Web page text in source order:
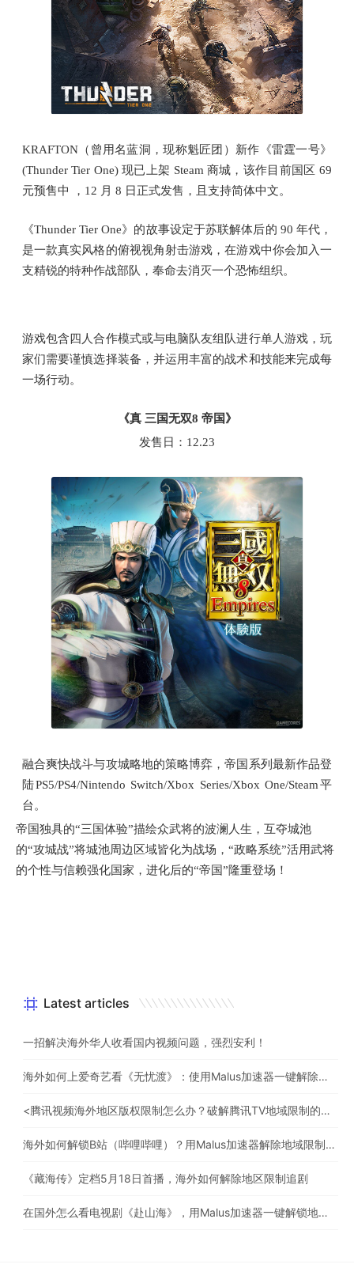
KRAFTON（曾用名蓝洞，现称魁匠团）新作《雷霆一号》
(Thunder Tier One) 现已上架 Steam 商城，该作目前国区 69
元预售中 ，12 月 8 日正式发售，且支持简体中文。
《Thunder Tier One》的故事设定于苏联解体后的 90 年代，
是一款真实风格的俯视视角射击游戏，在游戏中你会加入一
支精锐的特种作战部队，奉命去消灭一个恐怖组织。
游戏包含四人合作模式或与电脑队友组队进行单人游戏，玩
家们需要谨慎选择装备，并运用丰富的战术和技能来完成每
一场行动。
《真 三国无双8 帝国》
发售日：12.23
融合爽快战斗与攻城略地的策略博弈，帝国系列最新作品登
陆PS5/PS4/Nintendo Switch/Xbox Series/Xbox One/Steam平
台。
帝国独具的“三国体验”描绘众武将的波澜人生，互夺城池
的“攻城战”将城池周边区域皆化为战场，“政略系统”活用武将
的个性与信赖强化国家，进化后的“帝国”隆重登场！
Latest articles
一招解决海外华人收看国内视频问题，强烈安利！
海外如何上爱奇艺看《无忧渡》：使用Malus加速器一键解除地域限制
<腾讯视频海外地区版权限制怎么办？破解腾讯TV地域限制的办法>
海外如何解锁B站（哔哩哔哩）？用Malus加速器解除地域限制，一键流畅追番
《藏海传》定档5月18日首播，海外如何解除地区限制追剧
在国外怎么看电视剧《赴山海》，用Malus加速器一键解锁地区限制